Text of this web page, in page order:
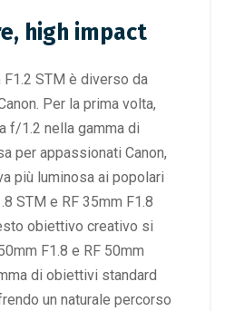
high impact
F1.2 STM è diverso da
Per la prima volta,
f/1.2 nella gamma di
per appassionati Canon,
più luminosa ai popolari
STM e RF 35mm F1.8
obiettivo creativo si
F1.8 e RF 50mm
di obiettivi standard
un naturale percorso